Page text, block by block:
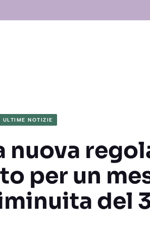
ULTIME NOTIZIE
nuova
per un
del